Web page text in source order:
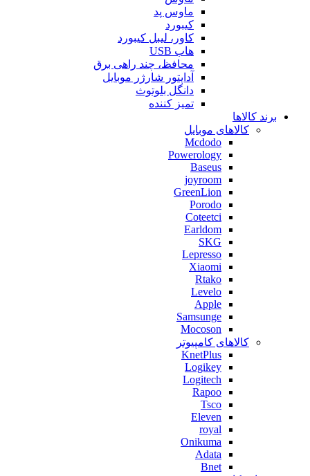
ماوس پد
کیبورد
کاور، لیبل کیبورد
هاب USB
محافظ، چند راهی برق
آداپتور شارژر موبایل
دانگل بلوتوث
تمیز کننده
برند کالاها
کالاهای موبایل
Mcdodo
Powerology
Baseus
joyroom
GreenLion
Porodo
Coteetci
Earldom
SKG
Lepresso
Xiaomi
Rtako
Levelo
Apple
Samsunge
Mocoson
کالاهای کامپیوتر
KnetPlus
Logikey
Logitech
Rapoo
Tsco
Eleven
royal
Onikuma
Adata
Bnet